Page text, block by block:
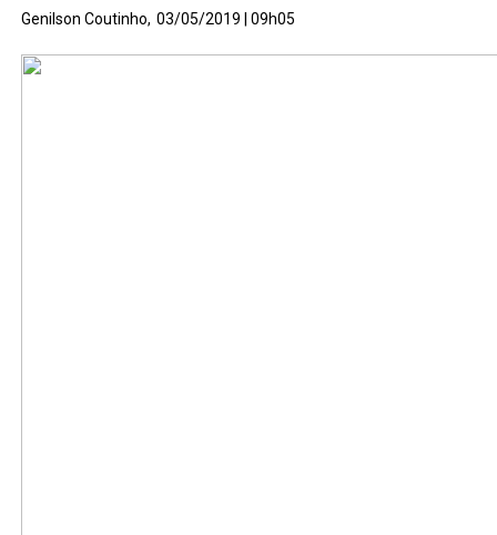
Genilson Coutinho, 03/05/2019 | 09h05